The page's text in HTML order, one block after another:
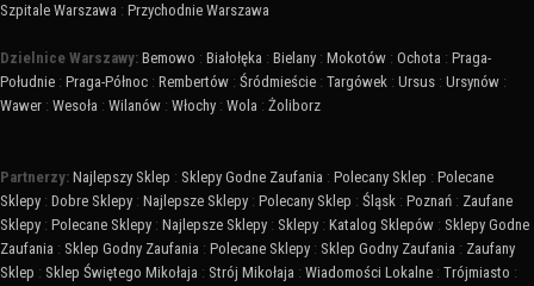
Szpitale Warszawa : Przychodnie Warszawa
Dzielnice Warszawy: Bemowo : Białołęka : Bielany : Mokotów : Ochota : Praga-
Południe : Praga-Północ : Rembertów : Śródmieście : Targówek : Ursus : Ursynów :
Wawer : Wesoła : Wilanów : Włochy : Wola : Żoliborz
Partnerzy: Najlepszy Sklep : Sklepy Godne Zaufania : Polecany Sklep : Polecane
Sklepy : Dobre Sklepy : Najlepsze Sklepy : Polecany Sklep : Śląsk : Poznań : Zaufane
Sklepy : Polecane Sklepy : Najlepsze Sklepy : Sklepy : Katalog Sklepów : Sklepy Godne
Zaufania : Sklep Godny Zaufania : Polecane Sklepy : Sklep Godny Zaufania : Zaufany
Sklep : Sklep Świętego Mikołaja : Strój Mikołaja : Wiadomości Lokalne : Trójmiasto :